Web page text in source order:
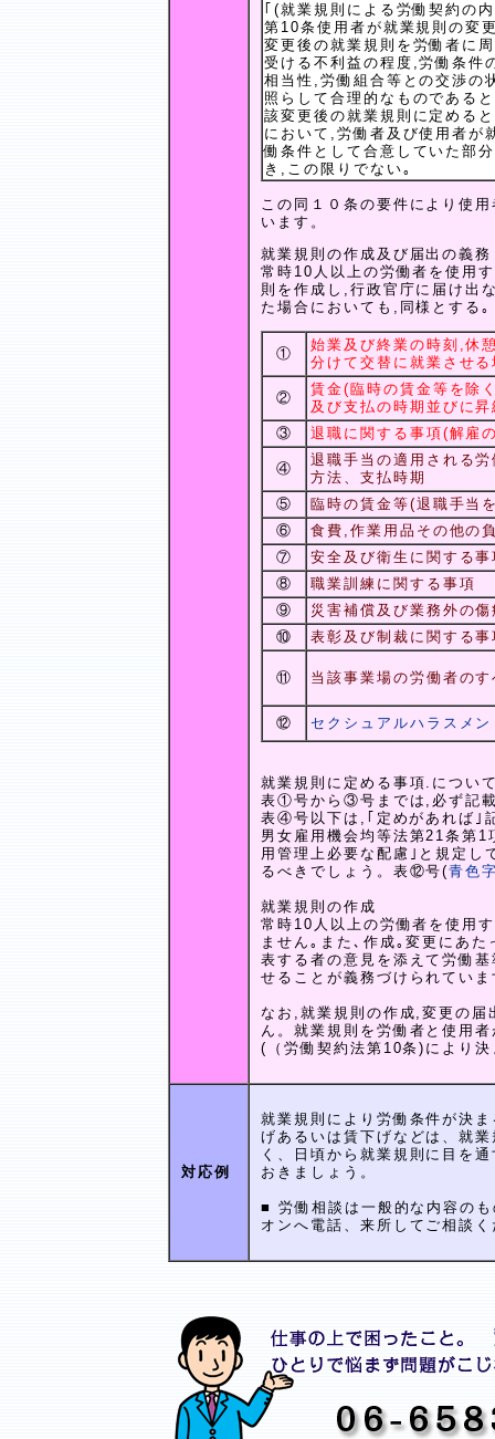
｢(就業規則による労働契約の
第10条使用者が就業規則の変
変更後の就業規則を労働者に
受ける不利益の程度,労働条件
相当性,労働組合等との交渉の
照らして合理的なものである
該変更後の就業規則に定める
において,労働者及び使用者が
働条件として合意していた部
き,この限りでない｡
この同１０条の要件により使
います。
就業規則の作成及び届出の義務
常時10人以上の労働者を使用
則を作成し,行政官庁に届け出
た場合においても,同様とする｡
①
始業及び終業の時刻,休
分けて交替に就業させ
②
賃金(臨時の賃金等を除
及び支払の時期並びに
③
退職に関する事項(解雇
④
退職手当の適用される
方法、支払時期
⑤
臨時の賃金等(退職手当
⑥
食費,作業用品その他の
⑦
安全及び衛生に関する事
⑧
職業訓練に関する事項
⑨
災害補償及び業務外の
⑩
表彰及び制裁に関する事
⑪ 当該事業場の労働者の
⑫ セクシュアルハラスメ
就業規則に定める事項.につい
表①号から③号までは,必ず記
表④号以下は,｢定めがあれば｣
男女雇用機会均等法第21条第
用管理上必要な配慮｣と規定し
るべきでしょう。表⑫号(青色
就業規則の作成
常時10人以上の労働者を使用
ません｡また､作成｡変更にあ
表する者の意見を添えて労働
せることが義務づけられてい
なお,就業規則の作成,変更の届
ん。就業規則を労働者と使用
(（労働契約法第10条)により
対応例
就業規則により労働条件が決
げあるいは賃下げなどは、就
く、日頃から就業規則に目を
おきましょう。
■ 労働相談は一般的な内容の
オンへ電話、来所してご相談